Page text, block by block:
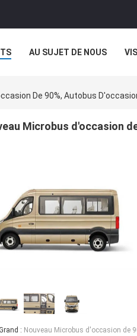
AU SUJET DE NOUS
De 90%, Autobus
Microbus d'occasion
: Nouveau Microbus d'occasion de